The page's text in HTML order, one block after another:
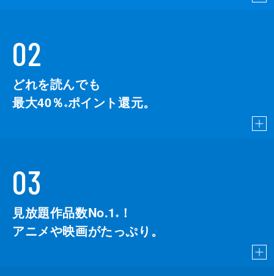
02
どれを読んでも
最大40％ ※ポイント還元。
03
見放題作品数No.1 ※
！
アニメや映画がたっぷり。